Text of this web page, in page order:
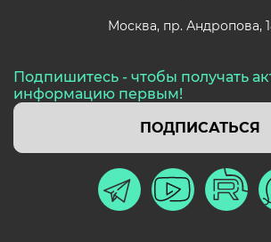
Москва,пр. Андропова,
Подпишитесь - чтобы получать
информацию первым!
ПОДПИСАТЬСЯ